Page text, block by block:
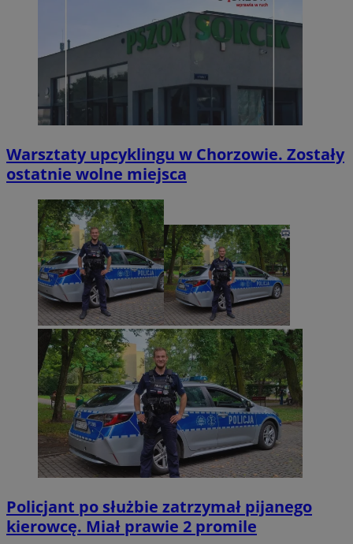
Warsztaty upcyklingu w Chorzowie. Zostały
ostatnie wolne miejsca
Policjant po służbie zatrzymał pijanego
kierowcę. Miał prawie 2 promile